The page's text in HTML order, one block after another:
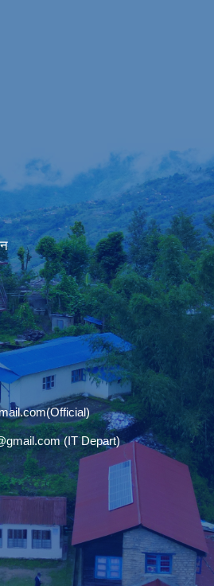
(Official)
(IT Depart)